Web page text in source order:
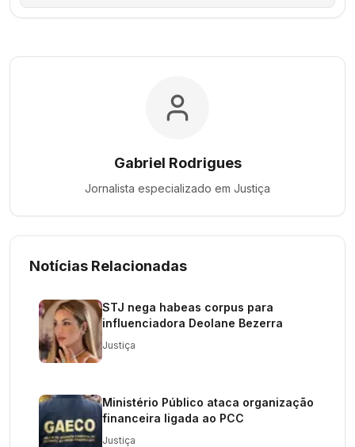
Gabriel Rodrigues
Jornalista especializado em Justiça
Notícias Relacionadas
STJ nega habeas corpus para
influenciadora Deolane Bezerra
Justiça
Ministério Público ataca organização
financeira ligada ao PCC
Justiça